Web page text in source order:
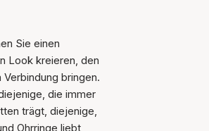
Sie einen
Look kreieren, den
bringen.
die immer
trägt, diejenige,
Ohrringe liebt,